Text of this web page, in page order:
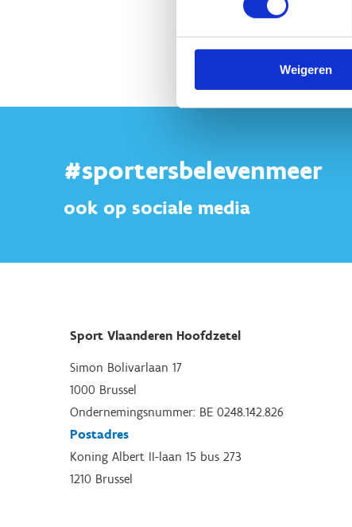
Weigeren
#sportersbelevenmeer
ook op sociale media
Sport Vlaanderen Hoofdzetel
Simon Bolivarlaan 17
1000 Brussel
Ondernemingsnummer: BE 0248.142.826
Postadres
Koning Albert II-laan 15 bus 273
1210 Brussel